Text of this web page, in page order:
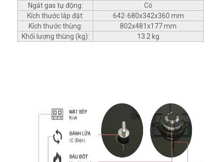
Ngắt gas tự động:
Có
Kích thước lắp đặt:
642-680x342x360 mm
Kích thước thùng:
802x481x177 mm
Khối lượng thùng (kg):
13.2 kg